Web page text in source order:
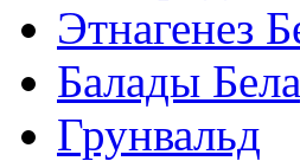
Этнагенез
Балады
Грунвальд